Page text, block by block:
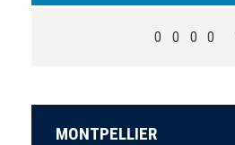
0 0 0 0
MONTPELLIER